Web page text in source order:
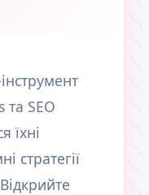
та SEO
їхні
стратегії